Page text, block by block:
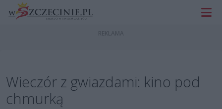
Wieczór z gwiazdami: kino pod
chmurką